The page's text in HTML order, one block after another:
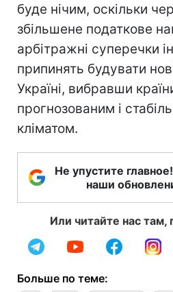
буде нічим, оскільки
збільшене податкове
арбітражні суперечки
припинять будувати
Україні, вибравши
прогнозованим і
кліматом.
Не упустите
наши
Или читайте нас там,
Больше по теме: